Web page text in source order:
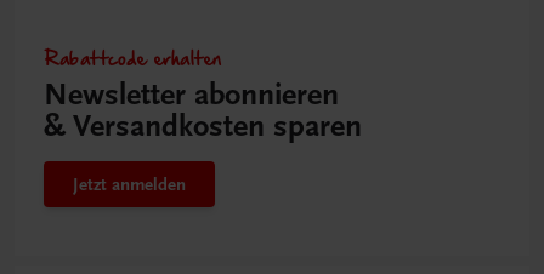
Rabattcode erhalten
Newsletter abonnieren
& Versandkosten sparen
Jetzt anmelden